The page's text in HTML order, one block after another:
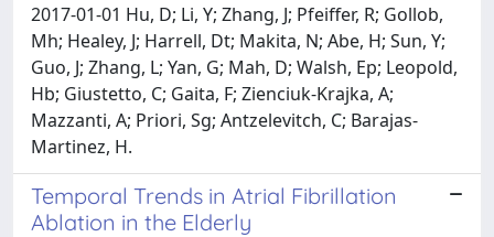
2017-01-01 Hu, D; Li, Y; Zhang, J; Pfeiffer, R; Gollob,
Mh; Healey, J; Harrell, Dt; Makita, N; Abe, H; Sun, Y;
Guo, J; Zhang, L; Yan, G; Mah, D; Walsh, Ep; Leopold,
Hb; Giustetto, C; Gaita, F; Zienciuk-Krajka, A;
Mazzanti, A; Priori, Sg; Antzelevitch, C; Barajas-
Martinez, H.
Temporal Trends in Atrial Fibrillation
Ablation in the Elderly